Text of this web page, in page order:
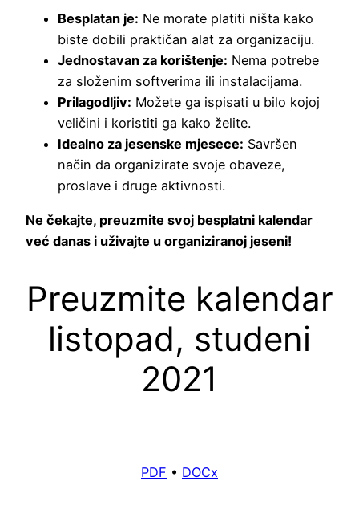
Besplatan je: Ne morate platiti ništa kako
biste dobili praktičan alat za organizaciju.
Jednostavan za korištenje: Nema potrebe
za složenim softverima ili instalacijama.
Prilagodljiv: Možete ga ispisati u bilo kojoj
veličini i koristiti ga kako želite.
Idealno za jesenske mjesece: Savršen
način da organizirate svoje obaveze,
proslave i druge aktivnosti.
Ne čekajte, preuzmite svoj besplatni kalendar
već danas i uživajte u organiziranoj jeseni!
Preuzmite kalendar
listopad, studeni
2021
PDF • DOCx